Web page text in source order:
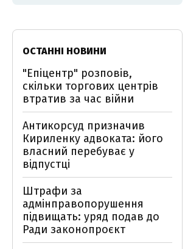
ОСТАННІ НОВИНИ
"Епіцентр" розповів,
скільки торгових центрів
втратив за час війни
Антикорсуд призначив
Кириленку адвоката: його
власний перебуває у
відпустці
Штрафи за
адмінправопорушення
підвищать: уряд подав до
Ради законопроєкт